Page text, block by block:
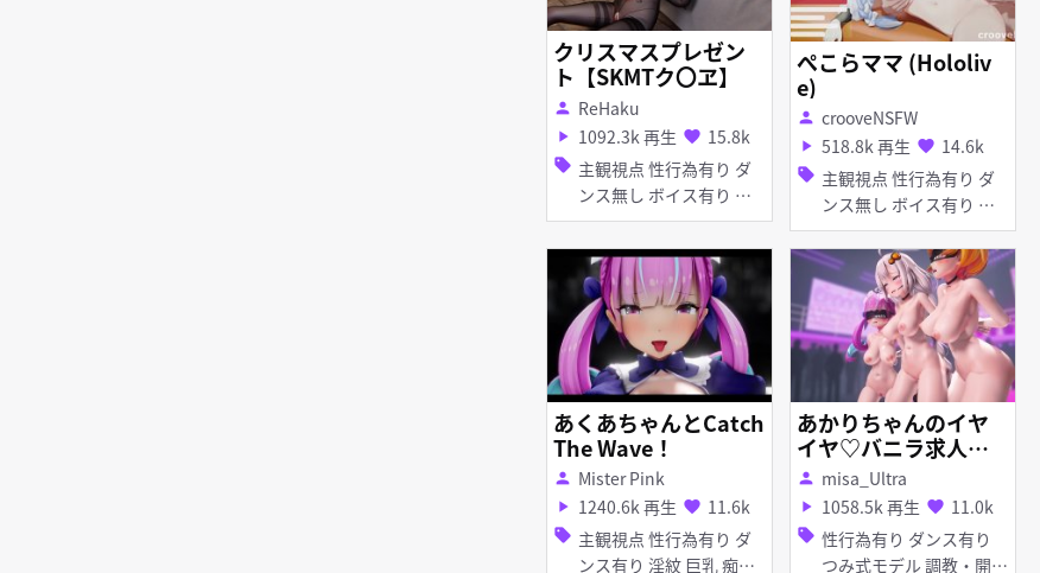
クリスマスプレゼン
ト【SKMTク〇ヱ】
person ReHaku
play_arrow 1092.3k 再生 favorite 15.8k
sell 主観視点 性行為有り ダ
ンス無し ボイス有り 調
教・開発 淫乱 淫紋 巨乳
首輪・鎖・拘束具 コスプ
レ 制服 タイツ・ストッ
キング アヘ顔 イラマチ
オ 拘束 フェラ ホロライ
ブ
ぺこらママ (Hololiv
e)
person crooveNSFW
play_arrow 518.8k 再生 favorite 14.6k
sell 主観視点 性行為有り ダ
ンス無し ボイス有り 生
放送 獣耳 人妻 ホロライ
ブ
あくあちゃんとCatch
The Wave！
person Mister Pink
play_arrow 1240.6k 再生 favorite 11.6k
sell 主観視点 性行為有り ダ
ンス有り 淫紋 巨乳 痴
あかりちゃんのイヤ
イヤ♡バニラ求人ダ
ンス
person misa_Ultra
play_arrow 1058.5k 再生 favorite 11.0k
sell 性行為有り ダンス有り
つみ式モデル 調教・開発